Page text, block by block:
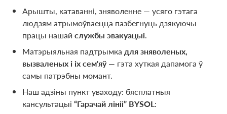
Арышты, катаванні, зняволенне — усяго гэтага
людзям атрымоўваецца пазбегнуць дзякуючы
працы нашай службы эвакуацыі.
Матэрыяльная падтрымка для зняволеных,
вызваленых і іх сем'яў— гэта хуткая дапамога ў
самы патрэбны момант.
Наш адзіны пункт уваходу: бясплатныя
кансультацыі “Гарачай лініі” BYSOL: